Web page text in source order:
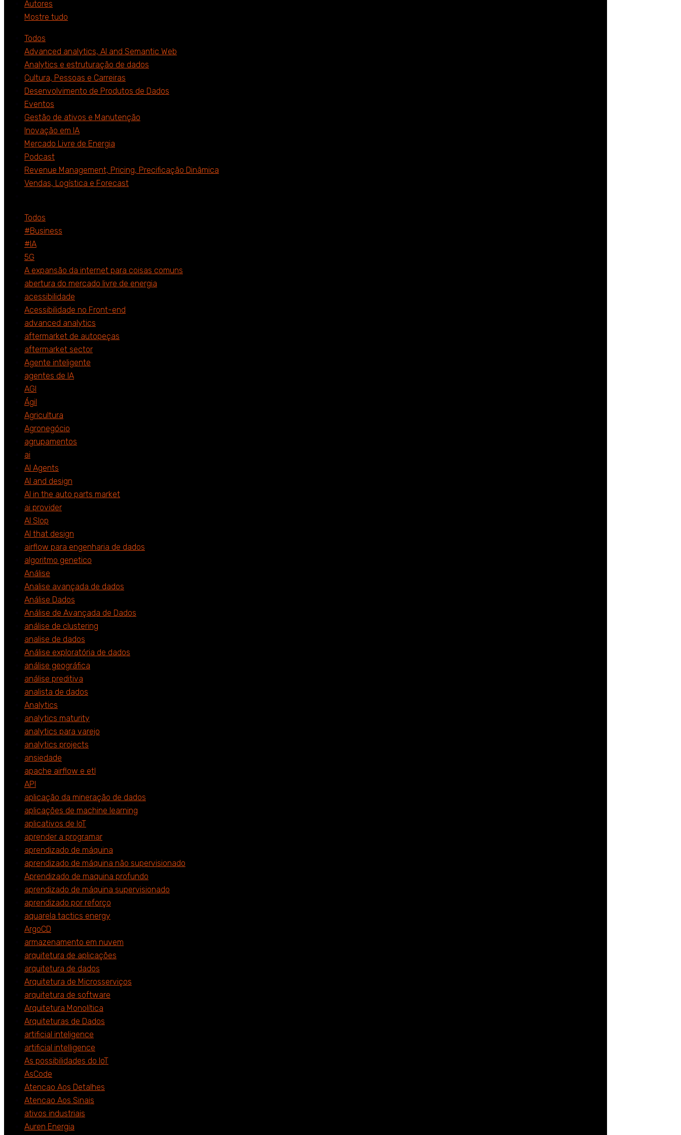
Autores
Mostre tudo
Todos
Advanced analytics, AI and Semantic Web
Analytics e estruturação de dados
Cultura, Pessoas e Carreiras
Desenvolvimento de Produtos de Dados
Eventos
Gestão de ativos e Manutenção
Inovação em IA
Mercado Livre de Energia
Podcast
Revenue Management, Pricing, Precificação Dinâmica
Vendas, Logística e Forecast
Todos
#Business
#IA
5G
A expansão da internet para coisas comuns
abertura do mercado livre de energia
acessibilidade
Acessibilidade no Front-end
advanced analytics
aftermarket de autopeças
aftermarket sector
Agente inteligente
agentes de IA
AGI
Ágil
Agricultura
Agronegócio
agrupamentos
ai
AI Agents
AI and design
AI in the auto parts market
ai provider
AI Slop
AI that design
airflow para engenharia de dados
algoritmo genetico
Análise
Analise avançada de dados
Análise Dados
Análise de Avançada de Dados
análise de clustering
analise de dados
Análise exploratória de dados
análise geográfica
análise preditiva
analista de dados
Analytics
analytics maturity
analytics para varejo
analytics projects
ansiedade
apache airflow e etl
API
aplicação da mineração de dados
aplicações de machine learning
aplicativos de IoT
aprender a programar
aprendizado de máquina
aprendizado de máquina não supervisionado
Aprendizado de maquina profundo
aprendizado de máquina supervisionado
aprendizado por reforço
aquarela tactics energy
ArgoCD
armazenamento em nuvem
arquitetura de aplicações
arquitetura de dados
Arquitetura de Microsserviços
arquitetura de software
Arquitetura Monolítica
Arquiteturas de Dados
artificial inteligence
artificial intelligence
As possibilidades do IoT
AsCode
Atencao Aos Detalhes
Atencao Aos Sinais
ativos industriais
Auren Energia